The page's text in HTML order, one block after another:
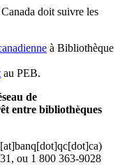
doit suivre les
à Bibliothèque
au PEB.
de
entre bibliothèques
)
ou 1 800 363-9028